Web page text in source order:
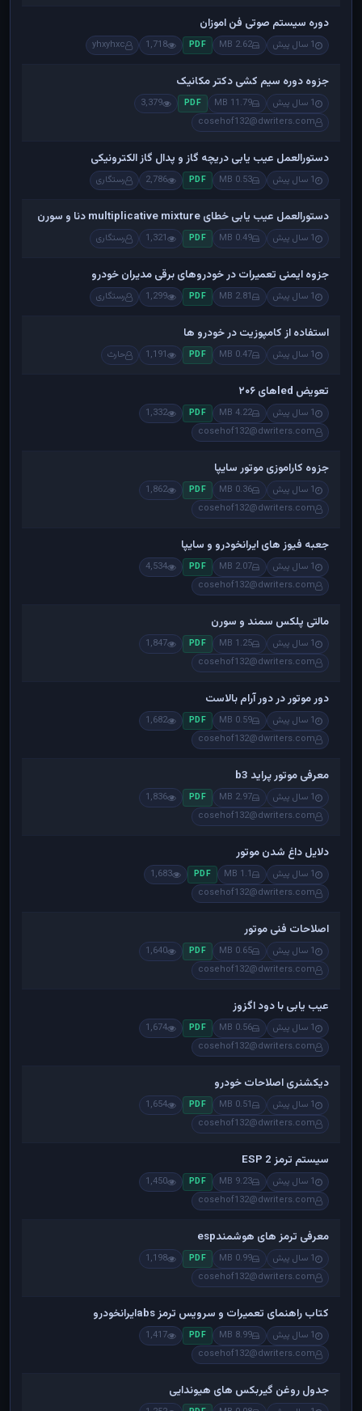
دوره سیستم صوتی فن اموزان
1 سال پیش 2.62 MB
PDF
1,718
yhxyhxc
جزوه دوره سیم کشی دکتر مکانیک
1 سال پیش 11.79 MB
PDF
3,379
cosehof132@dwriters.com
دستورالعمل عیب یابی دریچه گاز و پدال گاز الکترونیکی
1 سال پیش 0.53 MB
PDF
2,786 رستگاری
دستورالعمل عیب یابی خطای multiplicative mixture دنا و سورن
1 سال پیش 0.49 MB
PDF
1,321 رستگاری
جزوه ایمنی تعمیرات در خودروهای برقی مدیران خودرو
1 سال پیش 2.81 MB
PDF
1,299 رستگاری
استفاده از کامپوزیت در خودرو ها
1 سال پیش 0.47 MB
PDF
1,191 حارث
تعویض ledهای ۲۰۶
1 سال پیش 4.22 MB
PDF
1,332
cosehof132@dwriters.com
جزوه کاراموزی موتور سایپا
1 سال پیش 0.36 MB
PDF
1,862
cosehof132@dwriters.com
جعبه فیوز های ایرانخودرو و سایپا
1 سال پیش 2.07 MB
PDF
4,534
cosehof132@dwriters.com
مالتی پلکس سمند و سورن
1 سال پیش 1.25 MB
PDF
1,847
cosehof132@dwriters.com
دور موتور در دور آرام بالاست
1 سال پیش 0.59 MB
PDF
1,682
cosehof132@dwriters.com
معرفی موتور پراید b3
1 سال پیش 2.97 MB
PDF
1,836
cosehof132@dwriters.com
دلایل داغ شدن موتور
1 سال پیش 1.1 MB
PDF
1,683
cosehof132@dwriters.com
اصلاحات فنی موتور
1 سال پیش 0.65 MB
PDF
1,640
cosehof132@dwriters.com
عیب یابی با دود اگزوز
1 سال پیش 0.56 MB
PDF
1,674
cosehof132@dwriters.com
دیکشنری اصلاحات خودرو
1 سال پیش 0.51 MB
PDF
1,654
cosehof132@dwriters.com
سیستم ترمز ESP 2
1 سال پیش 9.23 MB
PDF
1,450
cosehof132@dwriters.com
معرفی ترمز های هوشمندesp
1 سال پیش 0.99 MB
PDF
1,198
cosehof132@dwriters.com
کتاب راهنمای تعمیرات و سرویس ترمز absایرانخودرو
1 سال پیش 8.99 MB
PDF
1,417
cosehof132@dwriters.com
جدول روغن گیربکس های هیوندایی